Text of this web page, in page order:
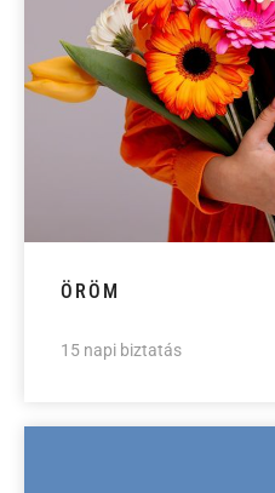
ÖRÖM
15 napi biztatás